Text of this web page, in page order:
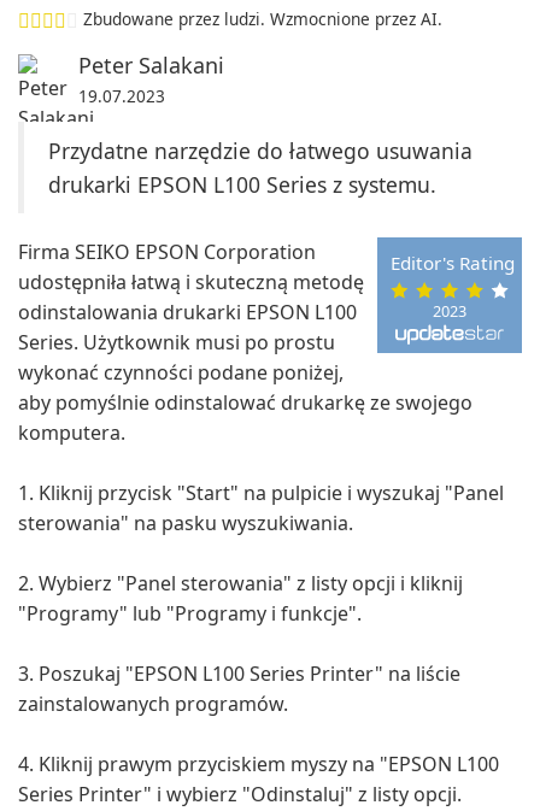
Zbudowane przez ludzi. Wzmocnione przez AI.
Peter Salakani
19.07.2023
Przydatne narzędzie do łatwego usuwania
drukarki EPSON L100 Series z systemu.
2023
Editor's Rating
Firma SEIKO EPSON Corporation
udostępniła łatwą i skuteczną metodę
odinstalowania drukarki EPSON L100
Series. Użytkownik musi po prostu
wykonać czynności podane poniżej,
aby pomyślnie odinstalować drukarkę ze swojego
komputera.
1. Kliknij przycisk "Start" na pulpicie i wyszukaj "Panel
sterowania" na pasku wyszukiwania.
2. Wybierz "Panel sterowania" z listy opcji i kliknij
"Programy" lub "Programy i funkcje".
3. Poszukaj "EPSON L100 Series Printer" na liście
zainstalowanych programów.
4. Kliknij prawym przyciskiem myszy na "EPSON L100
Series Printer" i wybierz "Odinstaluj" z listy opcji.